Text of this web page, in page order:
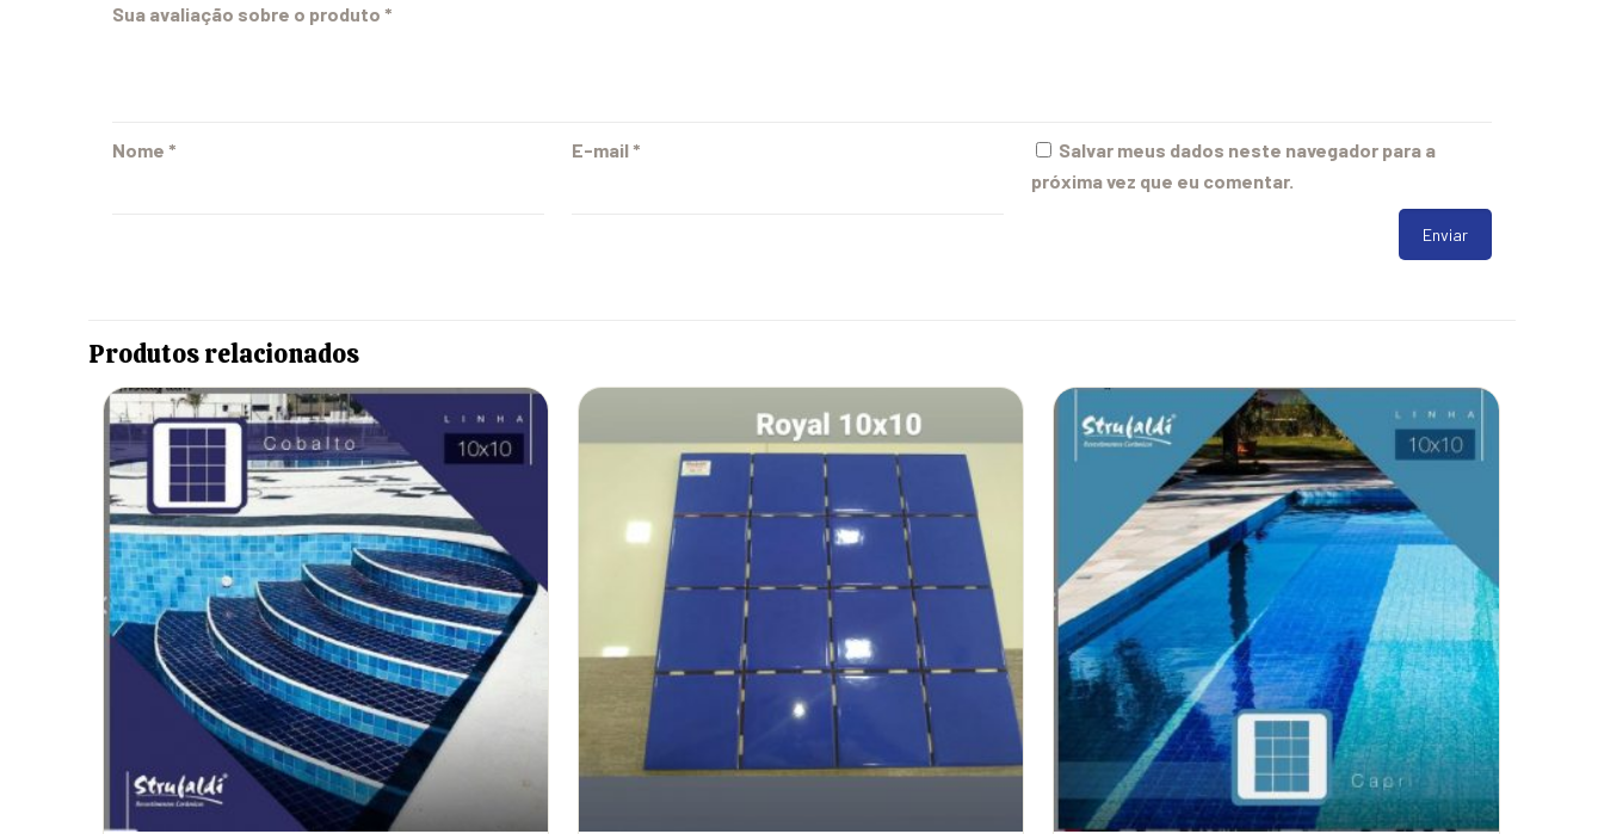
Sua avaliação sobre o produto *
Nome * E-mail *
Salvar meus dados neste navegador para a
próxima vez que eu comentar.
Produtos relacionados